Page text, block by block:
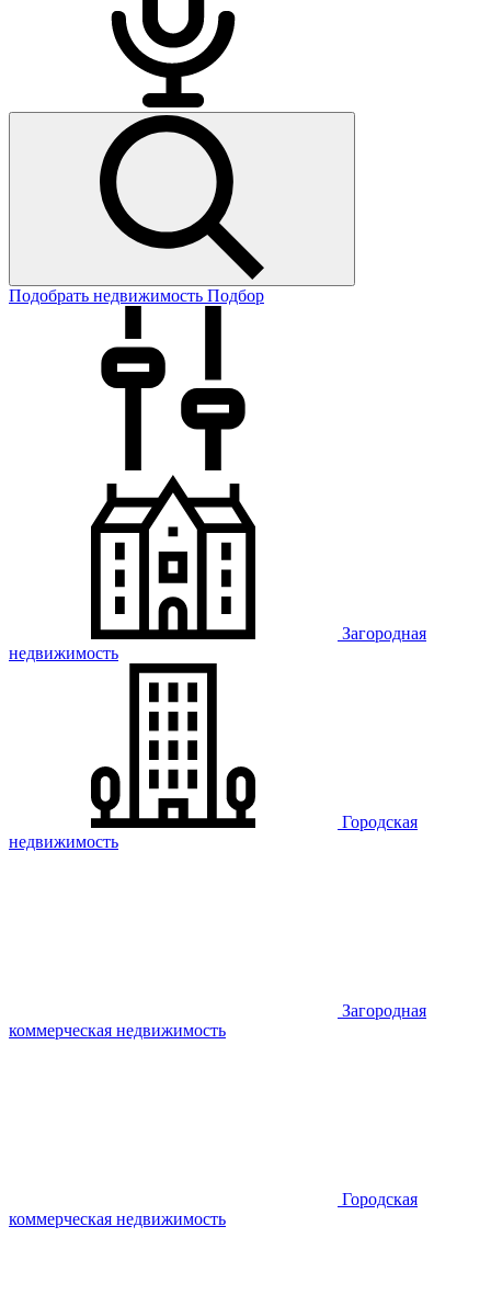
Подобрать недвижимость Подбор
Загородная
недвижимость
Городская
недвижимость
Загородная
коммерческая недвижимость
Городская
коммерческая недвижимость